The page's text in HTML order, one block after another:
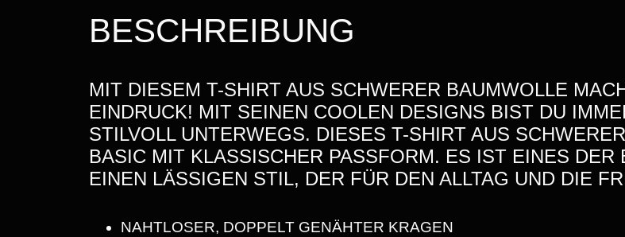
H
E
A
V
BESCHREIBUNG
MIT DIESEM T-SHIRT AUS SCHWERER BAUMWOLLE
EINDRUCK! MIT SEINEN COOLEN DESIGNS BIST DU
STILVOLL UNTERWEGS. DIESES T-SHIRT AUS
BASIC MIT KLASSISCHER PASSFORM. ES IST EINES
EINEN LÄSSIGEN STIL, DER FÜR DEN ALLTAG UND DIE
NAHTLOSER, DOPPELT GENÄHTER KRAGEN